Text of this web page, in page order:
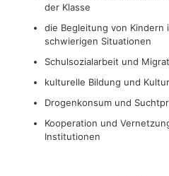
der Klasse
die Begleitung von Kindern
schwierigen Situationen
Schulsozialarbeit und
kulturelle Bildung und
Drogenkonsum und
Kooperation und
Institutionen